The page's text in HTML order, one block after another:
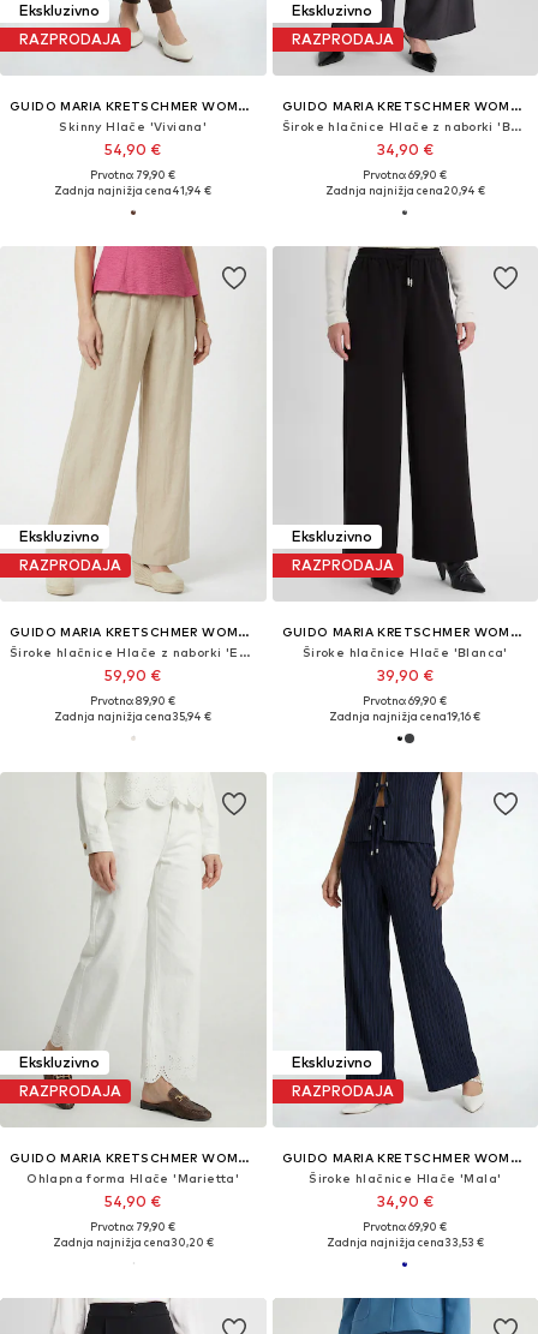
Ekskluzivno
RAZPRODAJA
GUIDO MARIA KRETSCHMER WOMEN
Skinny Hlače 'Viviana'
54,90 €
Prvotno: 79,90 €
Zadnja najnižja cena41,94 €
Ekskluzivno
RAZPRODAJA
GUIDO MARIA KRETSCHMER WOMEN
Široke hlačnice Hlače z naborki 'Betty'
34,90 €
Prvotno: 69,90 €
Zadnja najnižja cena20,94 €
Ekskluzivno
RAZPRODAJA
GUIDO MARIA KRETSCHMER WOMEN
Široke hlačnice Hlače z naborki 'Emmy'
59,90 €
Prvotno: 89,90 €
Zadnja najnižja cena35,94 €
Ekskluzivno
RAZPRODAJA
GUIDO MARIA KRETSCHMER WOMEN
Široke hlačnice Hlače 'Blanca'
39,90 €
Prvotno: 69,90 €
Zadnja najnižja cena19,16 €
Ekskluzivno
RAZPRODAJA
GUIDO MARIA KRETSCHMER WOMEN
Ohlapna forma Hlače 'Marietta'
54,90 €
Prvotno: 79,90 €
Zadnja najnižja cena30,20 €
Ekskluzivno
RAZPRODAJA
GUIDO MARIA KRETSCHMER WOMEN
Široke hlačnice Hlače 'Mala'
34,90 €
Prvotno: 69,90 €
Zadnja najnižja cena33,53 €